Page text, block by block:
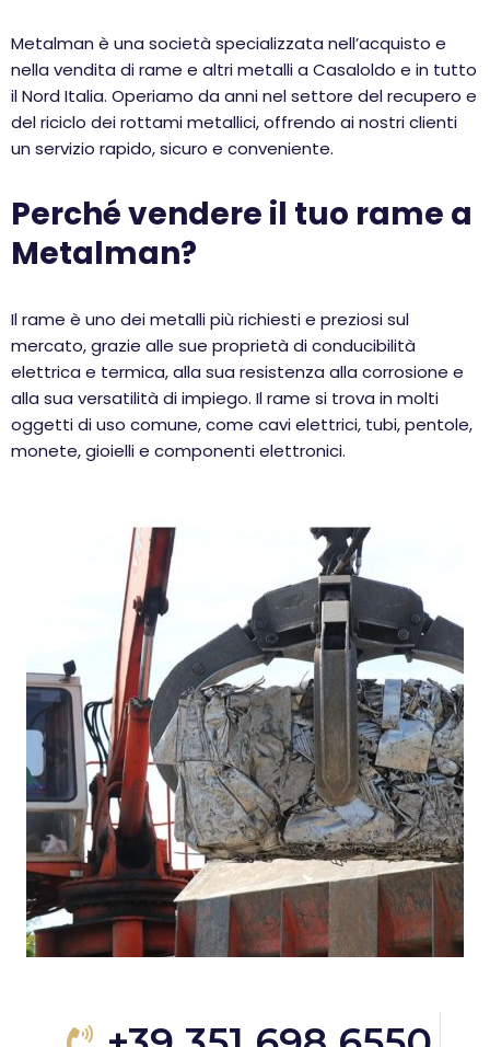
Metalman è una società specializzata nell’acquisto e
nella vendita di rame e altri metalli a Casaloldo e in tutto
il Nord Italia. Operiamo da anni nel settore del recupero e
del riciclo dei rottami metallici, offrendo ai nostri clienti
un servizio rapido, sicuro e conveniente.
Perché vendere il tuo rame a
Metalman?
Il rame è uno dei metalli più richiesti e preziosi sul
mercato, grazie alle sue proprietà di conducibilità
elettrica e termica, alla sua resistenza alla corrosione e
alla sua versatilità di impiego. Il rame si trova in molti
oggetti di uso comune, come cavi elettrici, tubi, pentole,
monete, gioielli e componenti elettronici.